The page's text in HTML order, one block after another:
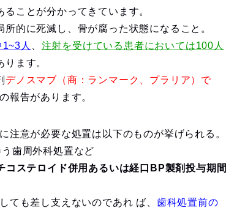
ることが分かってきています。
的に死滅し、骨が腐った状態になること。
人
注射を受けている患者においては100人
ます。
デノスマブ（商：ランマーク、プラリア）で
報告があります。
注意が必要な処置は以下のものが挙げられる。
歯周外科処置など
コステロイド併用あるいは経口BP製剤投与期間
ても差し支えないのであれ ば、 歯科処置前の